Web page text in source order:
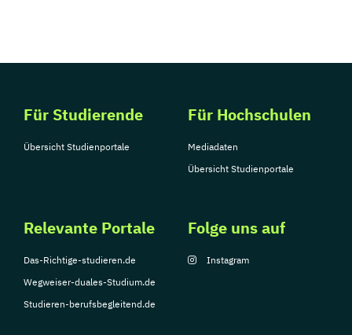
Für Studierende
Übersicht Studienportale
Für Hochschulen
Mediadaten
Übersicht Studienportale
Relevante Portale
Das-Richtige-studieren.de
Wegweiser-duales-Studium.de
Studieren-berufsbegleitend.de
Folge uns auf
Instagram